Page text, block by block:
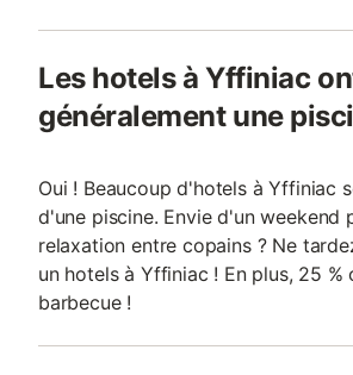
Les hotels à Yffiniac
généralement une
Oui ! Beaucoup d'hotels à Yffiniac
d'une piscine. Envie d'un weekend
relaxation entre copains ? Ne
un hotels à Yffiniac ! En plus, 25 %
barbecue !